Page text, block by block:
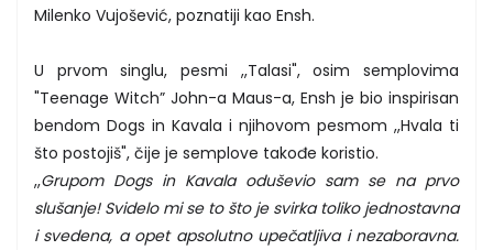
Milenko Vujošević, poznatiji kao Ensh.
U prvom singlu, pesmi ,,Talasi", osim semplovima
"Teenage Witch” John-a Maus-a, Ensh je bio inspirisan
bendom Dogs in Kavala i njihovom pesmom ,,Hvala ti
što postojiš", čije je semplove takođe koristio.
,,Grupom Dogs in Kavala oduševio sam se na prvo
slušanje! Svidelo mi se to što je svirka toliko jednostavna
i svedena, a opet apsolutno upečatljiva i nezaboravna.